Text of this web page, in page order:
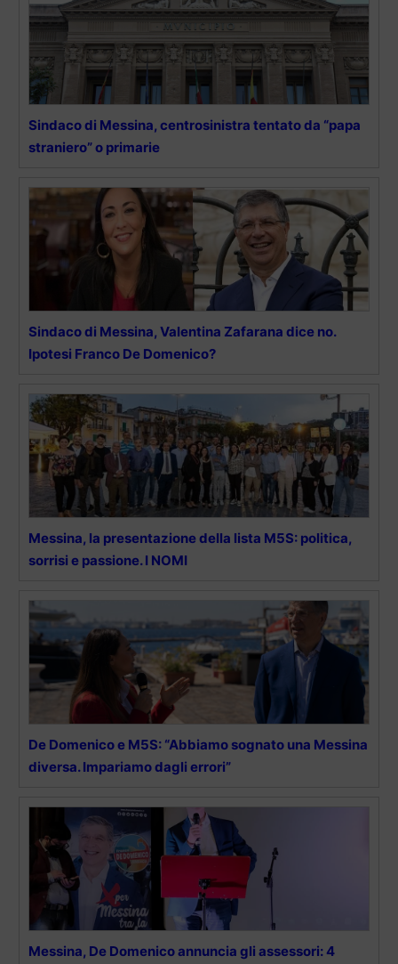
Sindaco di Messina, centrosinistra tentato da “papa
straniero” o primarie
Sindaco di Messina, Valentina Zafarana dice no.
Ipotesi Franco De Domenico?
Messina, la presentazione della lista M5S: politica,
sorrisi e passione. I NOMI
De Domenico e M5S: “Abbiamo sognato una Messina
diversa. Impariamo dagli errori”
Messina, De Domenico annuncia gli assessori: 4